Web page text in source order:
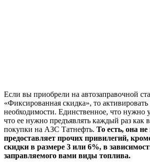
Если вы приобрели на автозаправочной
«Фиксированная скидка», то
необходимости. Единственное, что нужно
что ее нужно предъявлять каждый раз как
покупки на АЗС Татнефть. То есть, она
предоставляет прочих привилегий,
скидки в размере 3 или 6%, в
заправляемого вами виды топлива.